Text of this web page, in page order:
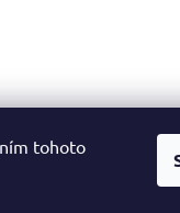
tohoto